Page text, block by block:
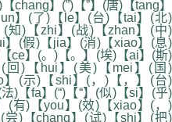
chang】(”)【”】(唐)【tang】
】(了)【le】(台)【tai】(北)
(知)【zhi】(战)【zhan】(中)
】(假)【jia】(消)【xiao】(息)
ce】(。)【。】(埃)【ai】(斯)
回)【hui】(美)【mei】(国)
】(示)【shi】(，)【，】(台)
)【fa】(“)【“】(似)【si】(乎)
(有)【you】(效)【xiao】(，)
尝)【chang】(试)【shi】(把)